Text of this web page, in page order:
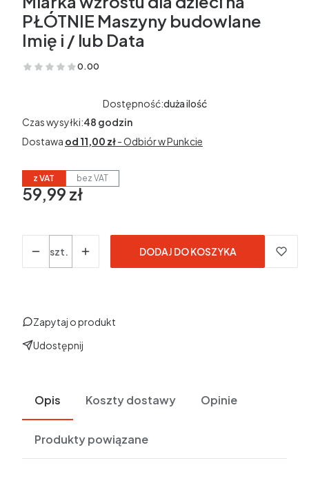
PŁÓTNIE Maszyny budowlane
Imię i / lub Data
0.00
(Oceny: 0 Recenzje: 0)
Dostępność:duża ilość
Czas wysyłki:48 godzin
Dostawa od 11,00 zł- Odbiór w Punkcie
z VAT bez VAT
Cena
59,99 zł
szt.
DODAJ DO KOSZYKA
Zapytaj o produkt
Udostępnij
Opis Koszty dostawy Opinie
Produkty powiązane